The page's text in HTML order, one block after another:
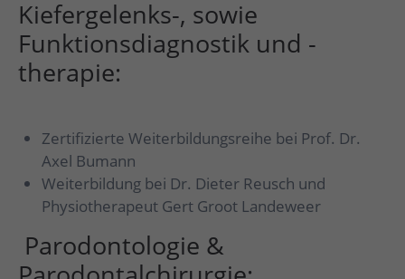
Kiefergelenks-, sowie
Funktionsdiagnostik und -
therapie:
Zertifizierte Weiterbildungsreihe bei Prof. Dr.
Axel Bumann
Weiterbildung bei Dr. Dieter Reusch und
Physiotherapeut Gert Groot Landeweer
Parodontologie &